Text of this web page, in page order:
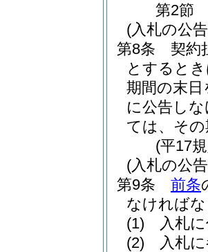
第2節
(入札の公
第8条
契約
とすると
期間の末
に公告し
ては、そ
(平17
(入札の公
第9条
前条
なければ
(1)
入札
(2)
入札